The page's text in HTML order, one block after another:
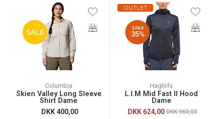
SALE
Columbia
Skien Valley Long Sleeve
Shirt Dame
DKK400,00
OUTLET
SPAR
35%
Haglöfs
L.I.M Mid Fast II Hood
Dame
DKK624,00 DKK 960,00